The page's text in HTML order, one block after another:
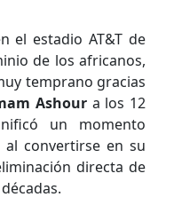
el estadio AT&T de
de los africanos,
temprano gracias
Ashour a los 12
un momento
al convertirse en su
directa de